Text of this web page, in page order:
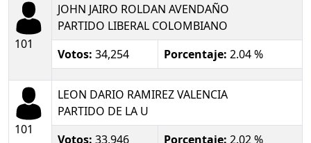
101
JOHN JAIRO ROLDAN AVENDAÑO
PARTIDO LIBERAL COLOMBIANO
Votos: 34,254 Porcentaje: 2.04 %
101
LEON DARIO RAMIREZ VALENCIA
PARTIDO DE LA U
Votos: 33,946 Porcentaje: 2.02 %